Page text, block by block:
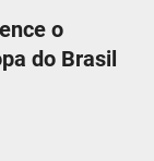
o
do Brasil